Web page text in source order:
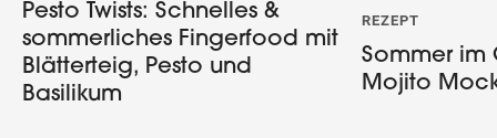
Pesto Twists: Schnelles &
sommerliches Fingerfood mit
Blätterteig, Pesto und
Basilikum
REZEPT
Sommer im
Mojito